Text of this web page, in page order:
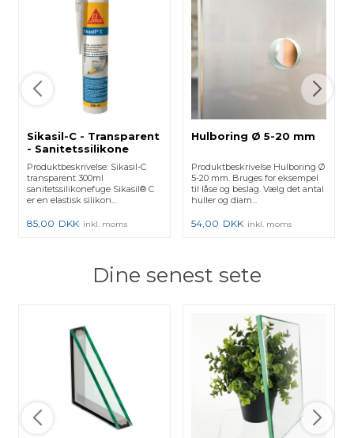
Sikasil-C - Transparent
- Sanitetssilikone
Produktbeskrivelse: Sikasil-C
transparent 300ml
sanitetssilikonefuge Sikasil® C
er en elastisk silikon...
85,00 DKK inkl. moms
Hulboring Ø 5-20 mm
Produktbeskrivelse Hulboring Ø
5-20 mm. Bruges for eksempel
til låse og beslag. Vælg det antal
huller og diam...
54,00 DKK inkl. moms
Dine senest sete